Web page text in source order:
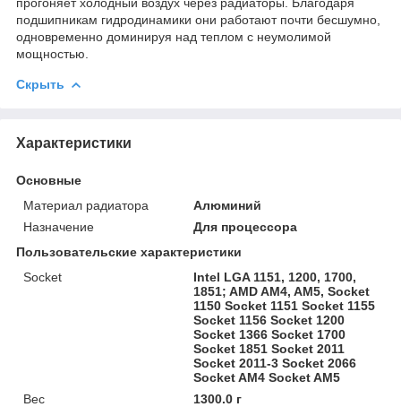
подшипникам гидродинамики они работают почти бесшумно,
одновременно доминируя над теплом с неумолимой
мощностью.
Скрыть
Характеристики
Основные
Материал радиатора
Алюминий
Назначение
Для процессора
Пользовательские характеристики
Socket
Intel LGA 1151, 1200, 1700,
1851; AMD AM4, AM5, Socket
1150 Socket 1151 Socket 1155
Socket 1156 Socket 1200
Socket 1366 Socket 1700
Socket 1851 Socket 2011
Socket 2011-3 Socket 2066
Socket AM4 Socket AM5
Вес
1300.0 г